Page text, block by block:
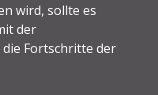
wird, sollte es
der
Fortschritte der